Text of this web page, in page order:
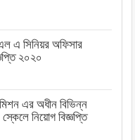
এ সিনিয়র অফিসার
২০২০
এর অধীন বিভিন্ন
নিয়োগ বিজ্ঞপ্তি